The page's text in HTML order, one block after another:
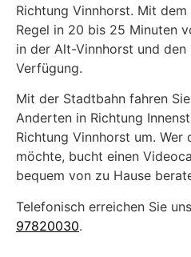
Richtung Vinnhorst. Mit
Regel in 20 bis 25 Minuten
in der Alt-Vinnhorst und
Verfügung.
Mit der Stadtbahn fahren
Anderten in Richtung
Richtung Vinnhorst um. Wer
möchte, bucht einen
bequem von zu Hause
Telefonisch erreichen Sie
97820030.